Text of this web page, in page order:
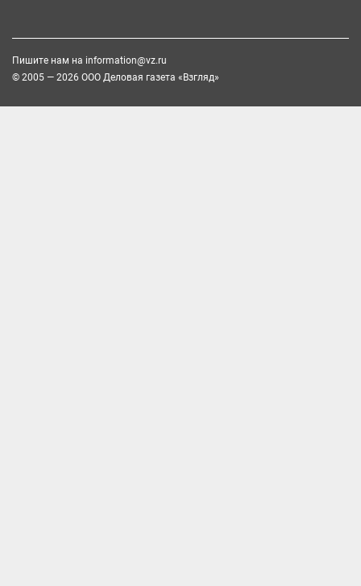
Пишите нам на information@vz.ru
© 2005 — 2026 ООО Деловая газета «Взгляд»